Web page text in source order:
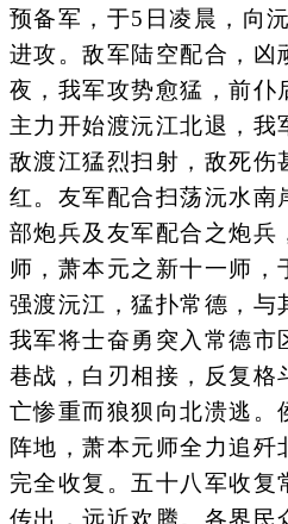
预备军，于5日凌晨，向
进攻。敌军陆空配合，凶
夜，我军攻势愈猛，前仆
主力开始渡沅江北退，我
敌渡江猛烈扫射，敌死伤
红。友军配合扫荡沅水南
部炮兵及友军配合之炮兵
师，萧本元之新十一师，
强渡沅江，猛扑常德，与
我军将士奋勇突入常德市
巷战，白刃相接，反复格
亡惨重而狼狈向北溃逃。
阵地，萧本元师全力追歼
完全收复。五十八军收复
传出，远近欢腾。各界民